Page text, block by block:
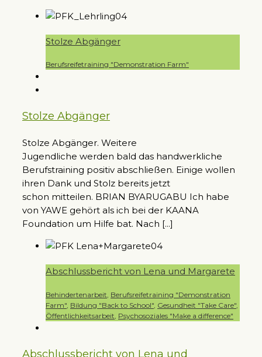
Stolze Abgänger
Berufsreifetraining "Demonstration Farm"
Stolze Abgänger
Stolze Abgänger. Weitere
Jugendliche werden bald das handwerkliche
Berufstraining positiv abschließen. Einige wollen
ihren Dank und Stolz bereits jetzt
schon mitteilen. BRIAN BYARUGABU Ich habe
von YAWE gehört als ich bei der KAANA
Foundation um Hilfe bat. Nach [...]
Abschlussbericht von Lena und Margarete
Behindertenarbeit, Berufsreifetraining "Demonstration
Farm", Bildung "Back to School", Gesundheit "Take Care",
Öffentlichkeitsarbeit, Psychosoziales "Make a difference"
Abschlussbericht von Lena und